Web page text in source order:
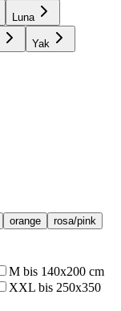
Luna
Yak
orange
rosa/pink
M bis 140x200 cm
XXL bis 250x350